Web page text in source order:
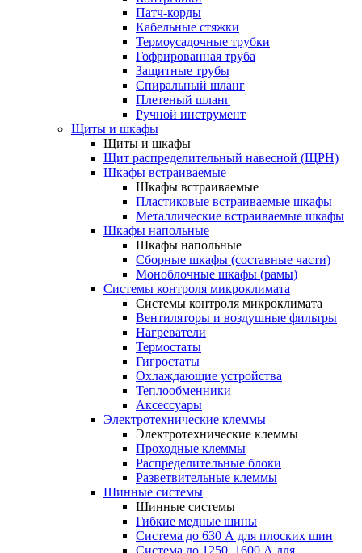
Патч-корды
Кабельные стяжки
Термоусадочные трубки
Гофрированная труба
Защитные трубы
Спиральный шланг
Плетеный шланг
Ручной инструмент
Щиты и шкафы
Щиты и шкафы
Щит распределительный навесной (ЩРН)
Шкафы встраиваемые
Шкафы встраиваемые
Пластиковые встраиваемые шкафы
Металлические встраиваемые шкафы
Шкафы напольные
Шкафы напольные
Сборные шкафы (составные части)
Моноблочные шкафы (рамы)
Системы контроля микроклимата
Системы контроля микроклимата
Вентиляторы и воздушные фильтры
Нагреватели
Термостаты
Гигростаты
Охлаждающие устройства
Теплообменники
Аксессуары
Электротехнические клеммы
Электротехнические клеммы
Проходные клеммы
Распределительные блоки
Разветвительные клеммы
Шинные системы
Шинные системы
Гибкие медные шины
Система до 630 А для плоских шин
Система до 1250, 1600 А для